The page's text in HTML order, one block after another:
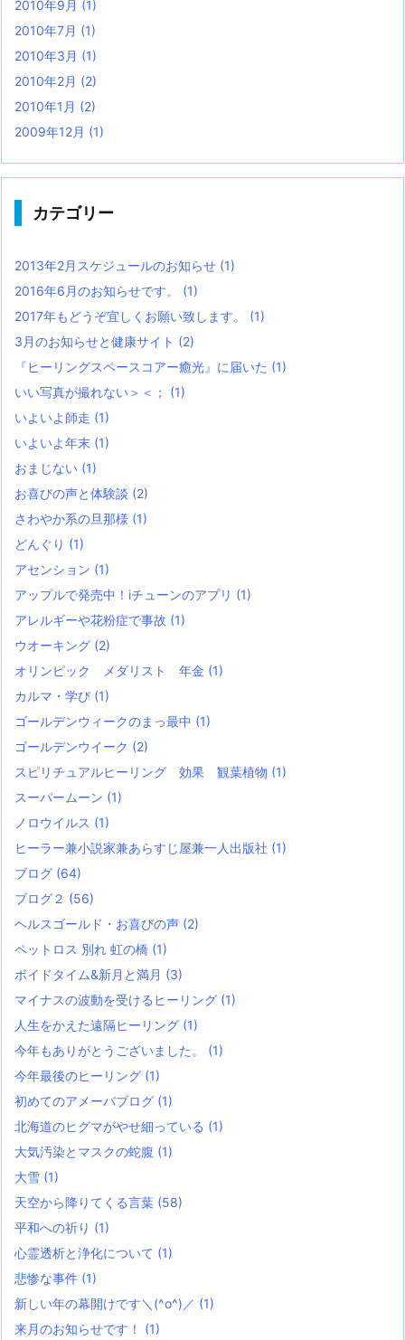
2010年9月 (1)
2010年7月 (1)
2010年3月 (1)
2010年2月 (2)
2010年1月 (2)
2009年12月 (1)
カテゴリー
2013年2月スケジュールのお知らせ (1)
2016年6月のお知らせです。 (1)
2017年もどうぞ宜しくお願い致します。 (1)
3月のお知らせと健康サイト (2)
『ヒーリングスペースコアー癒光』に届いた (1)
いい写真が撮れない＞＜； (1)
いよいよ師走 (1)
いよいよ年末 (1)
おまじない (1)
お喜びの声と体験談 (2)
さわやか系の旦那様 (1)
どんぐり (1)
アセンション (1)
アップルで発売中！iチューンのアプリ (1)
アレルギーや花粉症で事故 (1)
ウオーキング (2)
オリンピック メダリスト 年金 (1)
カルマ・学び (1)
ゴールデンウィークのまっ最中 (1)
ゴールデンウイーク (2)
スピリチュアルヒーリング 効果 観葉植物 (1)
スーパームーン (1)
ノロウイルス (1)
ヒーラー兼小説家兼あらすじ屋兼一人出版社 (1)
ブログ (64)
ブログ２ (56)
ヘルスゴールド・お喜びの声 (2)
ペットロス 別れ 虹の橋 (1)
ボイドタイム&新月と満月 (3)
マイナスの波動を受けるヒーリング (1)
人生をかえた遠隔ヒーリング (1)
今年もありがとうございました。 (1)
今年最後のヒーリング (1)
初めてのアメーバブログ (1)
北海道のヒグマがやせ細っている (1)
大気汚染とマスクの蛇腹 (1)
大雪 (1)
天空から降りてくる言葉 (58)
平和への祈り (1)
心霊透析と浄化について (1)
悲惨な事件 (1)
新しい年の幕開けです＼(^o^)／ (1)
来月のお知らせです！ (1)